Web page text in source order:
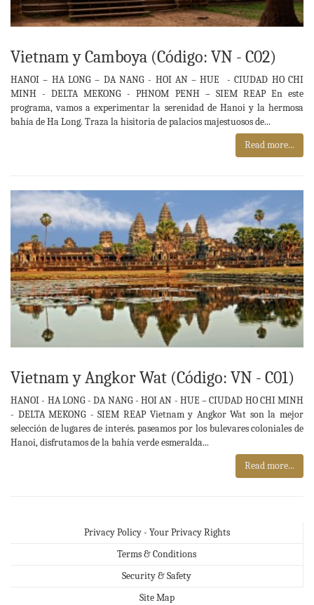
Vietnam y Camboya (Código: VN - C02)
HANOI – HA LONG – DA NANG - HOI AN – HUE - CIUDAD HO CHI
MINH - DELTA MEKONG - PHNOM PENH – SIEM REAP En este
programa, vamos a experimentar la serenidad de Hanoi y la hermosa
bahía de Ha Long. Traza la hisitoria de palacios majestuosos de...
Read more...
Vietnam y Angkor Wat (Código: VN - C01)
HANOI - HA LONG - DA NANG - HOI AN - HUE – CIUDAD HO CHI MINH
- DELTA MEKONG - SIEM REAP Vietnam y Angkor Wat son la mejor
selección de lugares de interés. paseamos por los bulevares coloniales de
Hanoi, disfrutamos de la bahía verde esmeralda...
Read more...
Privacy Policy - Your Privacy Rights
Terms & Conditions
Security & Safety
Site Map